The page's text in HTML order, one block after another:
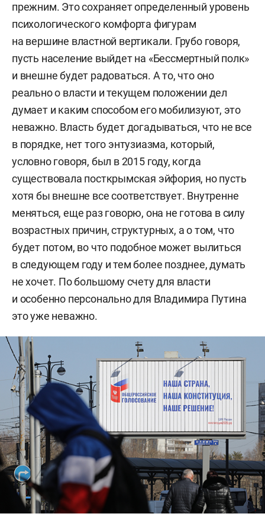
прежним. Это сохраняет определенный уровень
психологического комфорта фигурам
на вершине властной вертикали. Грубо говоря,
пусть население выйдет на «Бессмертный полк»
и внешне будет радоваться. А то, что оно
реально о власти и текущем положении дел
думает и каким способом его мобилизуют, это
неважно. Власть будет догадываться, что не все
в порядке, нет того энтузиазма, который,
условно говоря, был в 2015 году, когда
существовала посткрымская эйфория, но пусть
хотя бы внешне все соответствует. Внутренне
меняться, еще раз говорю, она не готова в силу
возрастных причин, структурных, а о том, что
будет потом, во что подобное может вылиться
в следующем году и тем более позднее, думать
не хочет. По большому счету для власти
и особенно персонально для Владимира Путина
это уже неважно.